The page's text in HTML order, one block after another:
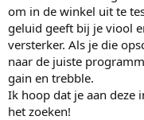
om in de winkel uit te
geluid geeft bij je viool
versterker. Als je die
naar de juiste
gain en trebble.
Ik hoop dat je aan deze
het zoeken!